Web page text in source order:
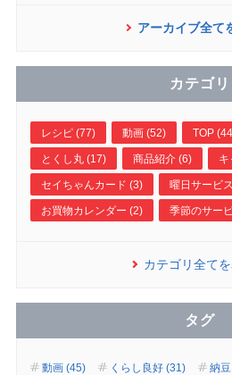
アーカイブ全て
カテゴリ
レシピ (77) 動画 (52) TOP
とくし丸 (17) 商品紹介 (6) キ
セイちゃんカード (3) 曜日サービ
お買物カレンダー (2) 季節のサー
カテゴリ全て
タグ
動画 (45) くらし良好 (31) 納